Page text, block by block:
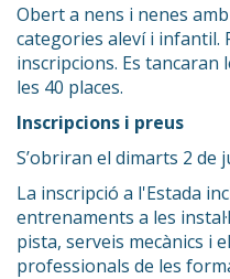
Obert a nens i nenes
categories aleví i infantil.
inscripcions. Es
les 40 places.
Inscripcions i preus
S’obriran el dimarts 2 de
La inscripció a l'Estada
entrenaments a les
pista, serveis mecànics i
professionals de les